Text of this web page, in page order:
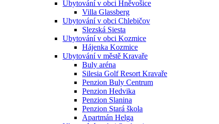
Ubytování v obci Hněvošice
Villa Glassberg
Ubytování v obci Chlebičov
Slezská Siesta
Ubytování v obci Kozmice
Hájenka Kozmice
Ubytování v městě Kravaře
Buly aréna
Silesia Golf Resort Kravaře
Penzion Buly Centrum
Penzion Hedvika
Penzion Slanina
Penzion Stará škola
Apartmán Helga